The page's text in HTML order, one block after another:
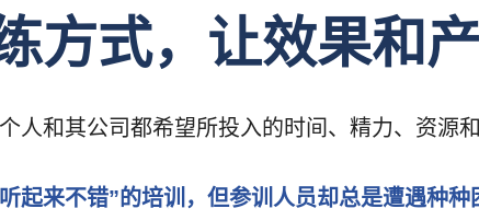
方式，让效果和产
人和其公司都希望所投入的时间、精力、资源
起来不错”的培训，但参训人员却总是遭遇种种